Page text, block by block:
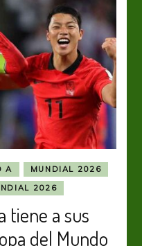
A
MUNDIAL 2026
2026
tiene a sus
del Mundo